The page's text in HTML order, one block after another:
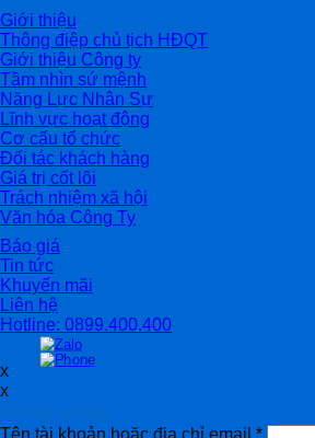
Giới thiệu
Thông điệp chủ tịch HĐQT
Giới thiệu Công ty
Tầm nhìn sứ mệnh
Năng Lực Nhân Sự
Lĩnh vực hoạt động
Cơ cấu tổ chức
Đối tác khách hàng
Giá trị cốt lõi
Trách nhiệm xã hội
Văn hóa Công Ty
Báo giá
Tin tức
Khuyến mãi
Liên hệ
Hotline: 0899.400.400
x
x
Tên tài khoản hoặc địa chỉ email *